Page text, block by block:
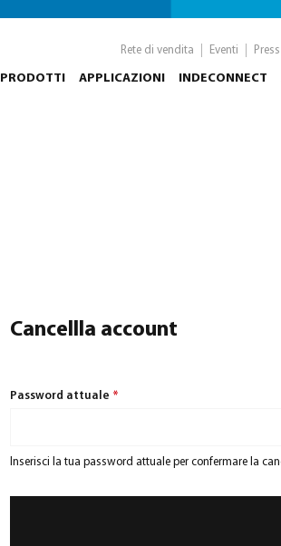
Rete di vendita Eventi
PRODOTTI APPLICAZIONI INDECONNECT
Cancellla account
Password attuale *
Inserisci la tua password attuale per confermare la